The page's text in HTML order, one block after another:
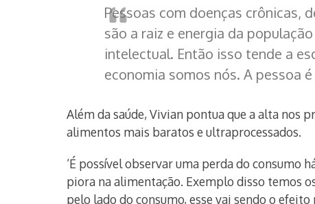
Pessoas com doenças crônicas,
são a raiz e energia da
intelectual. Então isso tende a
economia somos nós. A pessoa
Além da saúde, Vivian pontua que a alta nos
alimentos mais baratos e ultraprocessados.
‘É possível observar uma perda do consumo
piora na alimentação. Exemplo disso temos
pelo lado do consumo, esse vai sendo o